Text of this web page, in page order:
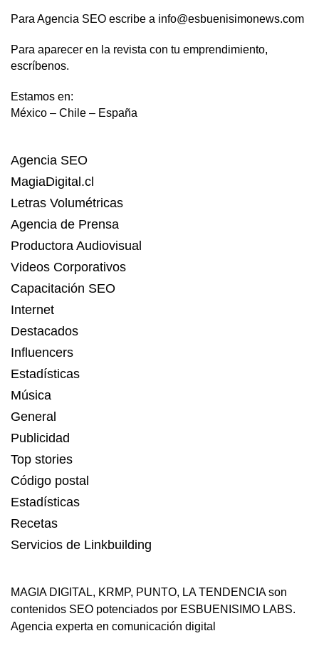
Para Agencia SEO escribe a info@esbuenisimonews.com
Para aparecer en la revista con tu emprendimiento,
escríbenos.
Estamos en:
México – Chile – España
Agencia SEO
MagiaDigital.cl
Letras Volumétricas
Agencia de Prensa
Productora Audiovisual
Videos Corporativos
Capacitación SEO
Internet
Destacados
Influencers
Estadísticas
Música
General
Publicidad
Top stories
Código postal
Estadísticas
Recetas
Servicios de Linkbuilding
MAGIA DIGITAL, KRMP, PUNTO, LA TENDENCIAson
contenidos SEO potenciados por ESBUENISIMO LABS.
Agencia experta en comunicación digital